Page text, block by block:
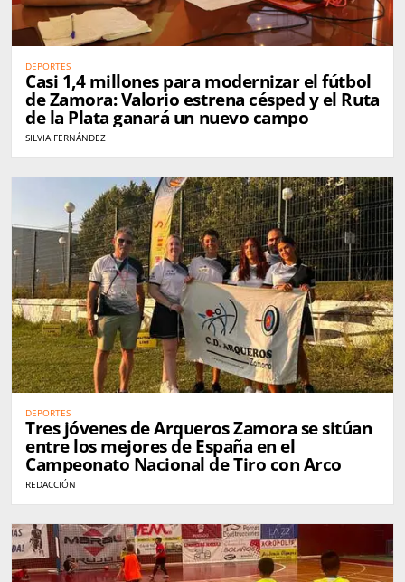
DEPORTES
Casi 1,4 millones para modernizar el fútbol
de Zamora: Valorio estrena césped y el Ruta
de la Plata ganará un nuevo campo
SILVIA FERNÁNDEZ
DEPORTES
Tres jóvenes de Arqueros Zamora se sitúan
entre los mejores de España en el
Campeonato Nacional de Tiro con Arco
REDACCIÓN